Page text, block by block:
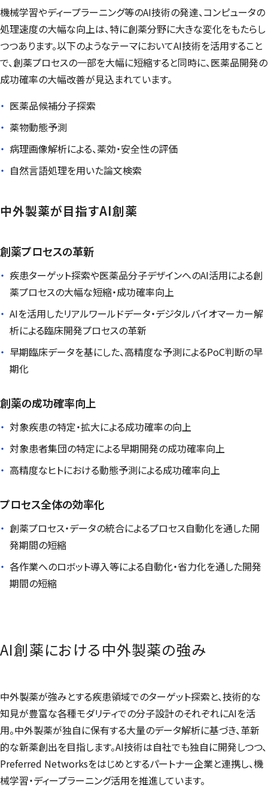
機械学習やディープラーニング等のAI技術の発達、コンピュータの
処理速度の大幅な向上は、特に創薬分野に大きな変化をもたらし
つつあります。以下のようなテーマにおいてAI技術を活用すること
で、創薬プロセスの一部を大幅に短縮すると同時に、医薬品開発の
成功確率の大幅改善が見込まれています。
医薬品候補分子探索
薬物動態予測
病理画像解析による、薬効・安全性の評価
自然言語処理を用いた論文検索
中外製薬が目指すAI創薬
創薬プロセスの革新
疾患ターゲット探索や医薬品分子デザインへのAI活用による創
薬プロセスの大幅な短縮・成功確率向上
AIを活用したリアルワールドデータ・デジタルバイオマーカー解
析による臨床開発プロセスの革新
早期臨床データを基にした、高精度な予測によるPoC判断の早
期化
創薬の成功確率向上
対象疾患の特定・拡大による成功確率の向上
対象患者集団の特定による早期開発の成功確率向上
高精度なヒトにおける動態予測による成功確率向上
プロセス全体の効率化
創薬プロセス・データの統合によるプロセス自動化を通した開
発期間の短縮
各作業へのロボット導入等による自動化・省力化を通した開発
期間の短縮
AI創薬における中外製薬の強み
中外製薬が強みとする疾患領域でのターゲット探索と、技術的な
知見が豊富な各種モダリティでの分子設計のそれぞれにAIを活
用。中外製薬が独自に保有する大量のデータ解析に基づき、革新
的な新薬創出を目指します。AI技術は自社でも独自に開発しつつ、
Preferred Networksをはじめとするパートナー企業と連携し、機
械学習・ディープラーニング活用を推進しています。